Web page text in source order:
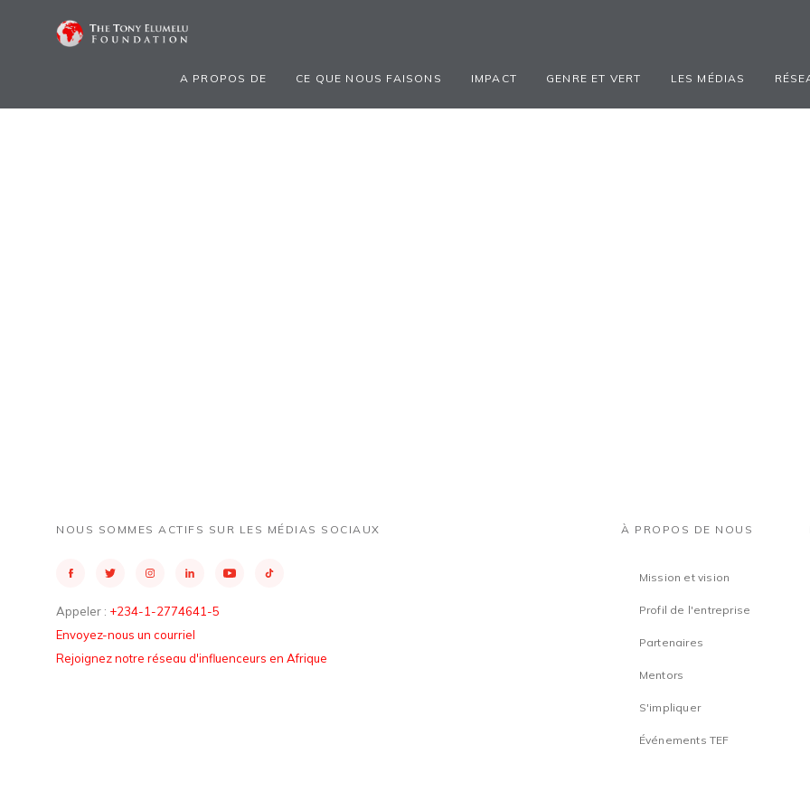
A PROPOS DE CE QUE NOUS FAISONS IMPACT GENRE ET VERT LES MÉDIAS
NOUS SOMMES ACTIFS SUR LES MÉDIAS SOCIAUX
Appeler : +234-1-2774641-5
Envoyez-nous un courriel
Rejoignez notre réseau d'influenceurs en Afrique
À PROPOS DE NOUS
Mission et vision
Profil de l'entreprise
Partenaires
Mentors
S'impliquer
Événements TEF